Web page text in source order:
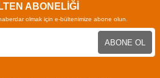
ABONELİĞİ
olmak için e-bültenimize abone olun.
ABONE OL